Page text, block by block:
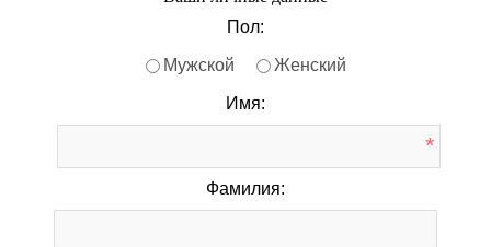
Пол:
Мужской Женский
Имя:
*
Фамилия: